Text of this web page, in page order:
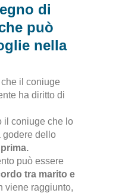
di
può
nella
che il coniuge
ha diritto di
il coniuge che lo
godere dello
.
può essere
tra marito e
viene raggiunto,